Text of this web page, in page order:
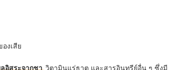
งเสีย
อิสระจากชา วิตามินแร่ธาตุ และสารอินทรีย์อื่น ๆ ซึ่งมี